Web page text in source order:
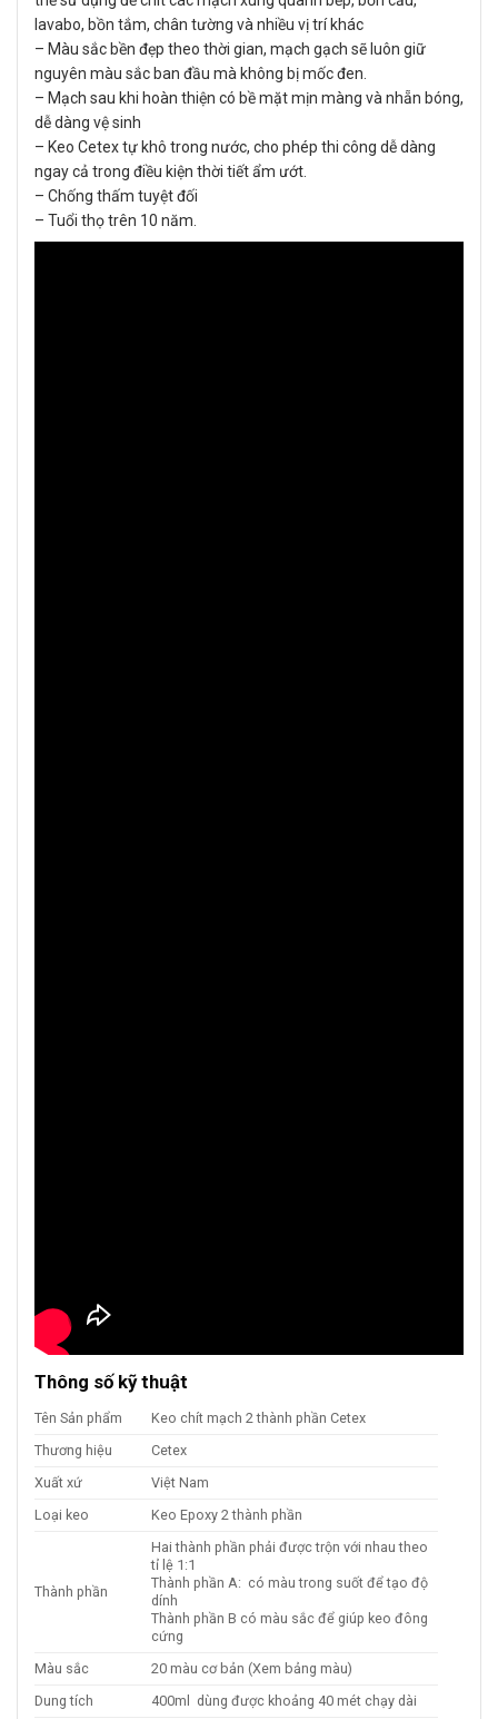
lavabo, bồn tắm, chân tường và nhiều vị trí khác
– Màu sắc bền đẹp theo thời gian, mạch gạch sẽ luôn giữ
nguyên màu sắc ban đầu mà không bị mốc đen.
– Mạch sau khi hoàn thiện có bề mặt mịn màng và nhẵn bóng,
dễ dàng vệ sinh
– Keo Cetex tự khô trong nước, cho phép thi công dễ dàng
ngay cả trong điều kiện thời tiết ẩm ướt.
– Chống thấm tuyệt đối
– Tuổi thọ trên 10 năm.
Thông số kỹ thuật
Tên Sản phẩm
Keo chít mạch 2 thành phần Cetex
Thương hiệu
Cetex
Xuất xứ
Việt Nam
Loại keo
Keo Epoxy 2 thành phần
Thành phần
Hai thành phần phải được trộn với nhau theo
tỉ lệ 1:1
Thành phần A: có màu trong suốt để tạo độ
dính
Thành phần B có màu sắc để giúp keo đông
cứng
Màu sắc
20 màu cơ bản (Xem bảng màu)
Dung tích
400ml dùng được khoảng 40 mét chạy dài